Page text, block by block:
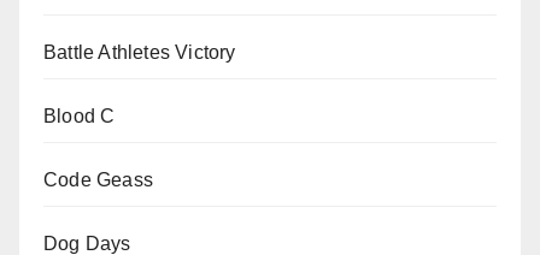
Battle Athletes Victory
Blood C
Code Geass
Dog Days